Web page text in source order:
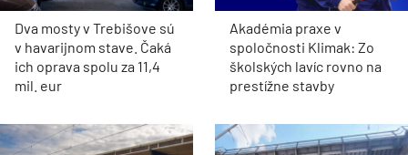
Dva mosty v Trebišove sú
v havarijnom stave. Čaká
ich oprava spolu za 11,4
mil. eur
Akadémia praxe v
spoločnosti Klimak: Zo
školských lavíc rovno na
prestížne stavby